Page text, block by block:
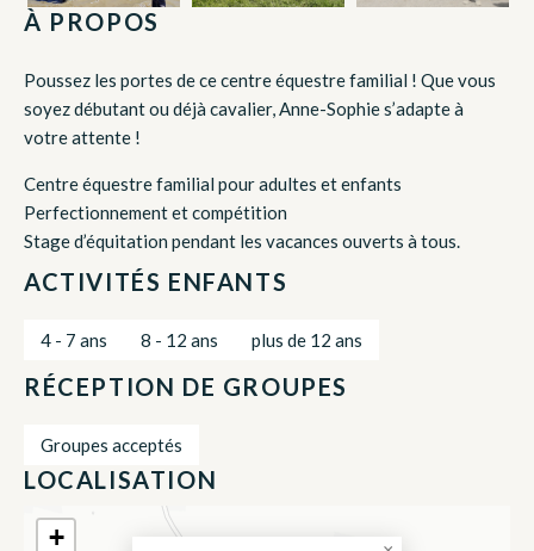
À PROPOS
Poussez les portes de ce centre équestre familial ! Que vous
soyez débutant ou déjà cavalier, Anne-Sophie s’adapte à
votre attente !
Centre équestre familial pour adultes et enfants
Perfectionnement et compétition
Stage d’équitation pendant les vacances ouverts à tous.
ACTIVITÉS ENFANTS
4 - 7 ans 8 - 12 ans plus de 12 ans
RÉCEPTION DE GROUPES
Groupes acceptés
LOCALISATION
+